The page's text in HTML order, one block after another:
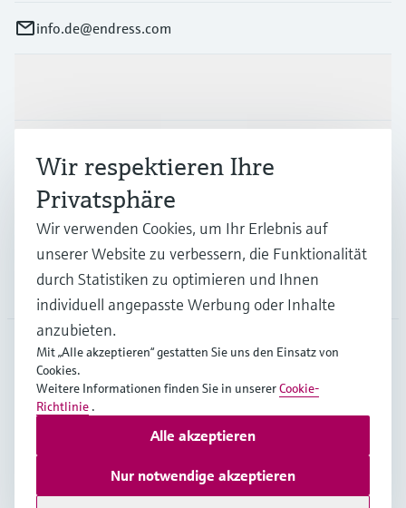
info.de@endress.com
Support
Unternehmen
DEU
Copyright © Endress+Hauser Group Services AG
Impressum
Rechtliches und AGB Deutschland
Wir respektieren Ihre
Privatsphäre
Wir verwenden Cookies, um Ihr Erlebnis auf
unserer Website zu verbessern, die Funktionalität
durch Statistiken zu optimieren und Ihnen
individuell angepasste Werbung oder Inhalte
anzubieten.
Mit „Alle akzeptieren“ gestatten Sie uns den Einsatz von
Cookies.
Weitere Informationen finden Sie in unsererCookie-
Richtlinie .
Nur notwendige akzeptieren
Alle akzeptieren